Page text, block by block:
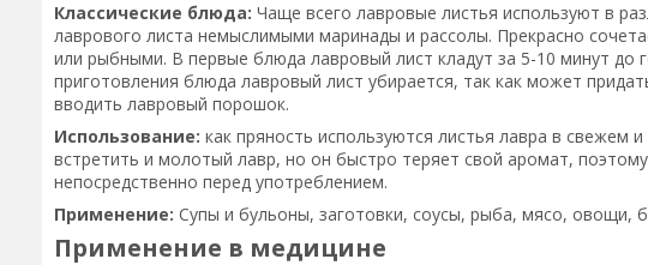
Классические блюда: Чаще всего лавровые листья используют в
лаврового листа немыслимыми маринады и рассолы. Прекрасно
или рыбными. В первые блюда лавровый лист кладут за 5-10 минут до
приготовления блюда лавровый лист убирается, так как может
вводить лавровый порошок.
Использование: как пряность используются листья лавра в
встретить и молотый лавр, но он быстро теряет свой аромат,
непосредственно перед употреблением.
Применение: Супы и бульоны, заготовки, соусы, рыба, мясо, овощи,
Применение в медицине